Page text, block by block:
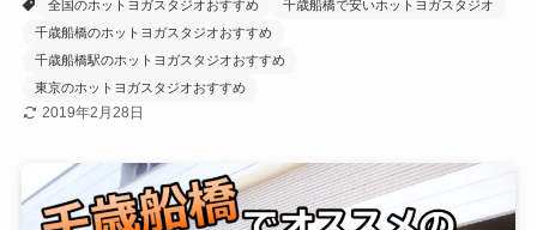
全国のホットヨガスタジオおすすめ
千歳船橋で安いホットヨガスタジオ
千歳船橋のホットヨガスタジオおすすめ
千歳船橋駅のホットヨガスタジオおすすめ
東京のホットヨガスタジオおすすめ
2019年2月28日